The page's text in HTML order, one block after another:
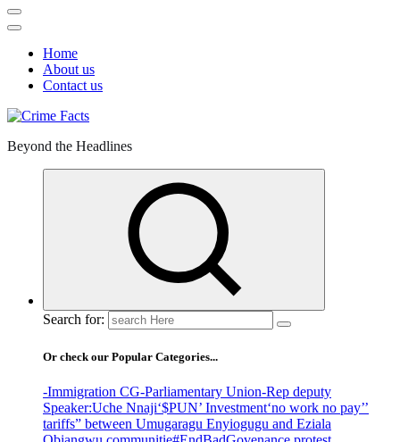
Home
About us
Contact us
Beyond the Headlines
Search for:
Or check our Popular Categories...
-Immigration CG-Parliamentary Union-Rep deputy
Speaker:Uche Nnaji‘$PUN’ Investment‘no work no pay’’
tariffs” between Umugaragu Enyiogugu and Eziala